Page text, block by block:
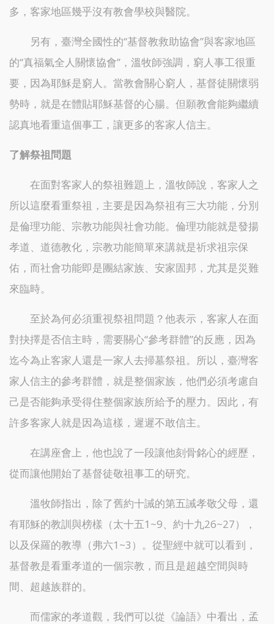
多，客家地區幾乎沒有教會學校與醫院。
另有，臺灣全國性的“基督教救助協會”與客家地區
的“真福氣全人關懷協會”，溫牧師強調，窮人事工很重
要，因為耶穌是窮人。當教會關心窮人，基督徒關懷弱
勢時，就是在體貼耶穌基督的心腸。但願教會能夠繼續
認真地看重這個事工，讓更多的客家人信主。
了解祭祖問題
在面對客家人的祭祖難題上，溫牧師說，客家人之
所以這麼看重祭祖，主要是因為祭祖有三大功能，分別
是倫理功能、宗教功能與社會功能。倫理功能就是發揚
孝道、道德教化，宗教功能簡單來講就是祈求祖宗保
佑，而社會功能即是團結家族、安家固邦，尤其是災難
來臨時。
至於為何必須重視祭祖問題？他表示，客家人在面
對抉擇是否信主時，需要關心“參考群體”的反應，因為
迄今為止客家人還是一家人去掃墓祭祖。所以，臺灣客
家人信主的參考群體，就是整個家族，他們必須考慮自
己是否能夠承受得住整個家族所給予的壓力。因此，有
許多客家人就是因為這樣，遲遲不敢信主。
在講座會上，他也說了一段讓他刻骨銘心的經歷，
從而讓他開始了基督徒敬祖事工的研究。
溫牧師指出，除了舊約十誡的第五誡孝敬父母，還
有耶穌的教訓與榜樣（太十五1~9、約十九26~27），
以及保羅的教導（弗六1~3）。從聖經中就可以看到，
基督教是看重孝道的一個宗教，而且是超越空間與時
間、超越族群的。
而儒家的孝道觀，我們可以從《論語》中看出，孟